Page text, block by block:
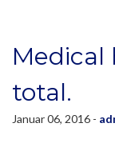
Medical
total.
Januar 06, 2016 -